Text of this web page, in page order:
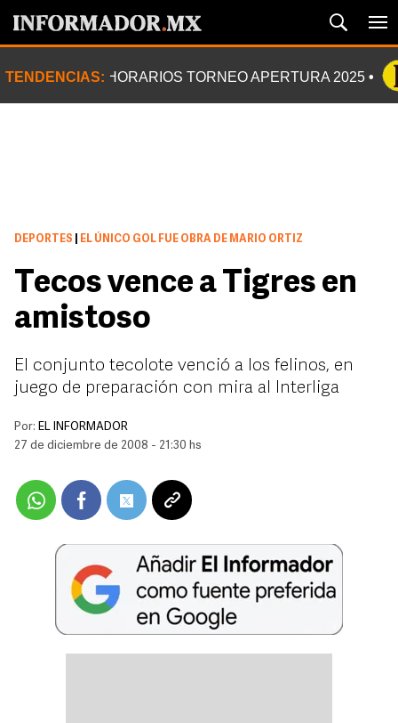
TENDENCIAS: HORARIOS TORNEO APERTURA 2025
DEPORTES EL ÚNICO GOL FUE OBRA DE MARIO ORTIZ
Tecos vence a Tigres en
amistoso
El conjunto tecolote venció a los felinos, en
juego de preparación con mira al Interliga
Por: EL INFORMADOR
27 de diciembre de 2008 - 21:30 hs